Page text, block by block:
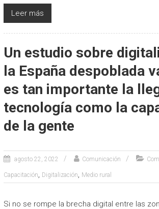
Leer más
Un estudio sobre
la España despoblada
es tan importante la
tecnología como la
de la gente
agosto 22, 2022 Comunicación
Capacitación, Digitalización, Medio rural
Si no se rompe la brecha digital entre las